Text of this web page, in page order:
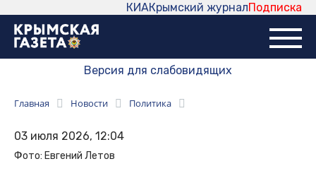
Подписка
Крымский журнал
КИА
Версия для слабовидящих
Главная Новости Политика
03 июля 2026, 12:04
Фото: Евгений Летов